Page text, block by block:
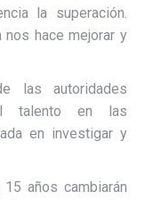
la superación.
hace mejorar y
las autoridades
talento en las
en investigar y
años cambiarán